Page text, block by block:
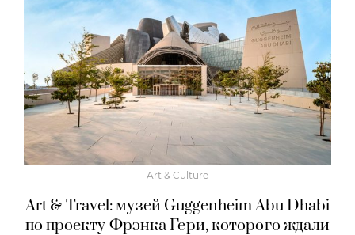
Art & Culture
Art & Travel: музей Guggenheim Abu Dhabi
по проекту Фрэнка Гери, которого ждали